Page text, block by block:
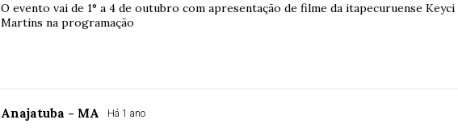
O evento vai de 1° a 4 de outubro com apresentação de filme da itapecuruense Keyci
Martins na programação
Anajatuba - MA Há 1 ano